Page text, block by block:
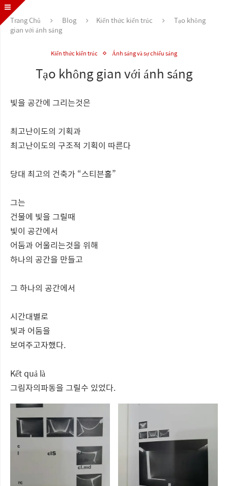
Trang Chủ Blog Kiến thức kiến trúc
Tạo không
gian với ánh sáng
Kiến thức kiến trúc Ánh sáng và sự chiếu sáng
Tạo không gian với ánh sáng
빛을 공간에 그리는것은
최고난이도의 기획과
최고난이도의 구조적 기획이 따른다
당대 최고의 건축가 “스티븐홀”
그는
건물에 빛을 그릴때
빛이 공간에서
어둠과 어울리는것을 위해
하나의 공간을 만들고
그 하나의 공간에서
시간대별로
빛과 어둠을
보여주고자했다.
Kết quả là
그림자의파동을 그릴수 있었다.